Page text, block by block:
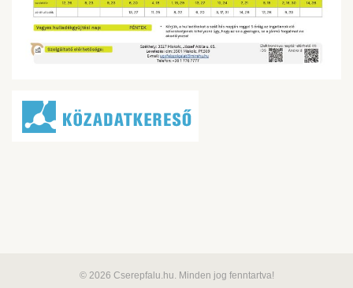
© 2026 Cserepfalu.hu. Minden jog fenntartva!